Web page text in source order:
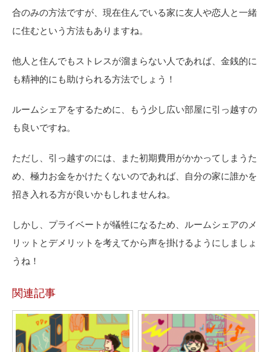
合のみの方法ですが、現在住んでいる家に友人や恋人と一緒
に住むという方法もありますね。
他人と住んでもストレスが溜まらない人であれば、金銭的に
も精神的にも助けられる方法でしょう！
ルームシェアをするために、もう少し広い部屋に引っ越すの
も良いですね。
ただし、引っ越すのには、また初期費用がかかってしまうた
め、極力お金をかけたくないのであれば、自分の家に誰かを
招き入れる方が良いかもしれませんね。
しかし、プライベートが犠牲になるため、ルームシェアのメ
リットとデメリットを考えてから声を掛けるようにしましょ
うね！
関連記事